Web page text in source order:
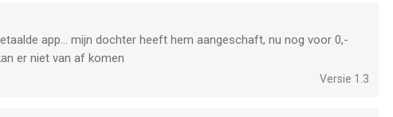
app... mijn dochter heeft hem aangeschaft, nu nog voor 0,-
er niet van af komen
Versie 1.3